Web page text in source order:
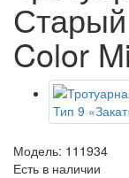
Color
Модель: 111934
Есть в наличии